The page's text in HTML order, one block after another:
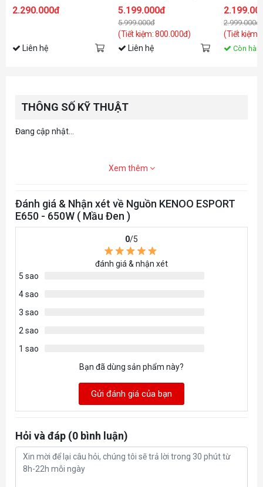
5.1/Full Modular)
2.290.000đ
Liên hệ
Platinum)
5.199.000đ
5.999.000đ
(Tiết kiệm: 800.000đ)
Liên hệ
WHITE
2.999.000đ
(Tiết kiệm:
Còn
THÔNG SỐ KỸ THUẬT
Đang cập nhật...
Xem thêm
Đánh giá & Nhận xét về Nguồn KENOO ESPORT
E650 - 650W ( Mầu Đen )
0/5
đánh giá & nhận xét
5 sao
4 sao
3 sao
2 sao
1 sao
Bạn đã dùng sản phẩm này?
Gửi đánh giá của bạn
Hỏi và đáp (0 bình luận)